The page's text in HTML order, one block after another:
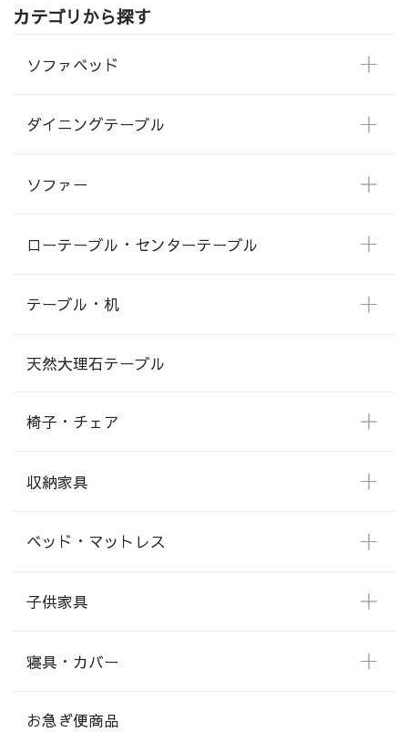
カテゴリから探す
ソファベッド
ダイニングテーブル
ソファー
ローテーブル・センターテーブル
テーブル・机
天然大理石テーブル
椅子・チェア
収納家具
ベッド・マットレス
子供家具
寝具・カバー
お急ぎ便商品